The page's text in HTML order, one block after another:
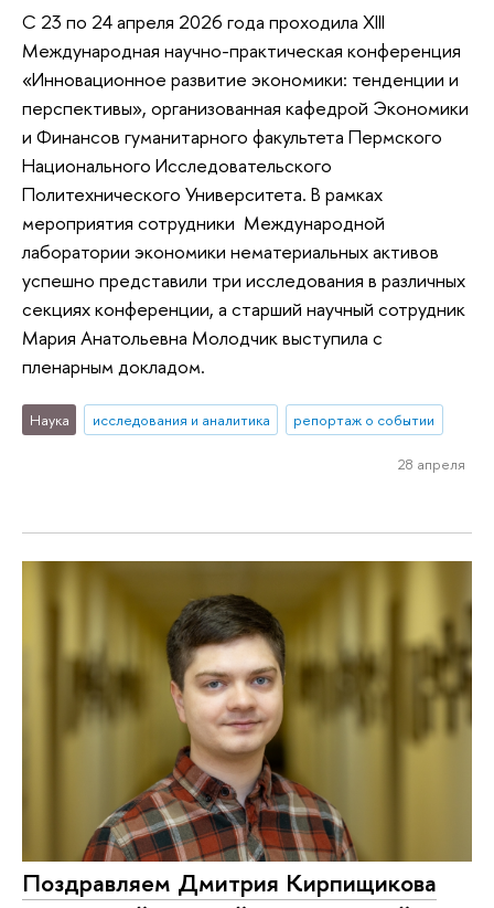
С 23 по 24 апреля 2026 года проходила XIII
Международная научно-практическая конференция
«Инновационное развитие экономики: тенденции и
перспективы», организованная кафедрой Экономики
и Финансов гуманитарного факультета Пермского
Национального Исследовательского
Политехнического Университета. В рамках
мероприятия сотрудники Международной
лаборатории экономики нематериальных активов
успешно представили три исследования в различных
секциях конференции, а старший научный сотрудник
Мария Анатольевна Молодчик выступила с
пленарным докладом.
Наука исследования и аналитика репортаж о событии
28 апреля
Поздравляем Дмитрия Кирпищикова